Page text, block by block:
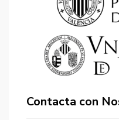
Contacta con